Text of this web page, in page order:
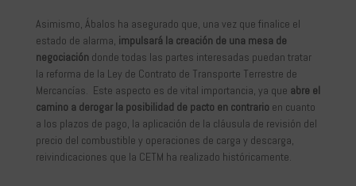
Asimismo, Ábalos ha asegurado que, una vez que finalice el
estado de alarma, impulsará la creación de una mesa de
negociación donde todas las partes interesadas puedan tratar
la reforma de la Ley de Contrato de Transporte Terrestre de
Mercancías. Este aspecto es de vital importancia, ya que abre el
camino a derogar la posibilidad de pacto en contrario en cuanto
a los plazos de pago, la aplicación de la cláusula de revisión del
precio del combustible y operaciones de carga y descarga,
reivindicaciones que la CETM ha realizado históricamente.